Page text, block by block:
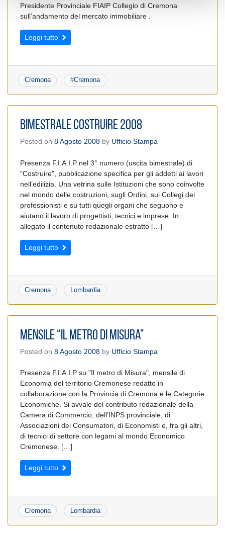
Presidente Provinciale FIAIP Collegio di Cremona
sull’andamento del mercato immobiliare .
Leggi tutto
Cremona #Cremona
Bimestrale COSTRUIRE 2008
Posted on 8 Agosto 2008 by Ufficio Stampa
Presenza F.I.A.I.P nel 3° numero (uscita bimestrale) di
"Costruire", pubblicazione specifica per gli addetti ai lavori
nell’edilizia. Una vetrina sulle Istituzioni che sono coinvolte
nel mondo delle costruzioni, sugli Ordini, sui Collegi dei
professionisti e su tutti quegli organi che seguono e
aiutano il lavoro di progettisti, tecnici e imprese. In
allegato il contenuto redazionale estratto […]
Leggi tutto
Cremona Lombardia
Mensile “IL METRO DI MISURA”
Posted on 8 Agosto 2008 by Ufficio Stampa
Presenza F.I.A.I.P su "Il metro di Misura", mensile di
Economia del territorio Cremonese redatto in
collaborazione con la Provincia di Cremona e le Categorie
Economiche. Si avvale del contributo redazionale della
Camera di Commercio, dell’INPS provinciale, di
Associazioni dei Consumatori, di Economisti e, fra gli altri,
di tecnici di settore con legami al mondo Economico
Cremonese. […]
Leggi tutto
Cremona Lombardia